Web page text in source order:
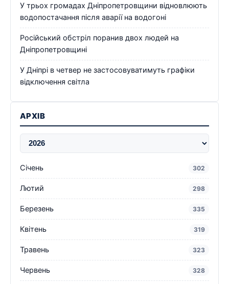
У трьох громадах Дніпропетровщини відновлюють
водопостачання після аварії на водогоні
Російський обстріл поранив двох людей на
Дніпропетровщині
У Дніпрі в четвер не застосовуватимуть графіки
відключення світла
АРХІВ
Січень 302
Лютий 298
Березень 335
Квітень 319
Травень 323
Червень 328